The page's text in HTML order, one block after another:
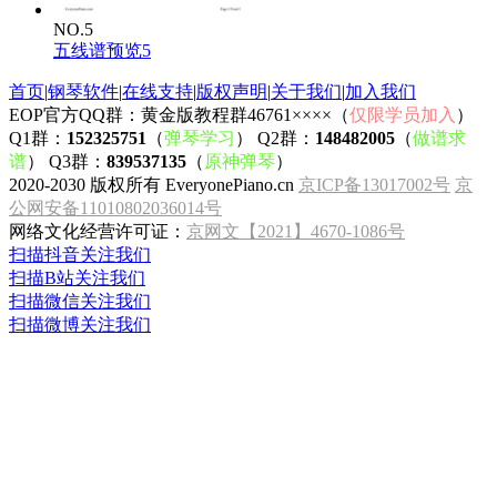
NO.5
五线谱预览5
首页|钢琴软件|在线支持|版权声明|关于我们|加入我们
EOP官方QQ群：黄金版教程群46761××××（仅限学员加入 ）
Q1群： 152325751 （弹琴学习 ） Q2群： 148482005 （做谱求
谱） Q3群： 839537135 （ 原神弹琴）
2020-2030 版权所有 EveryonePiano.cn 京ICP备13017002号 京
公网安备11010802036014号
网络文化经营许可证： 京网文【2021】4670-1086号
扫描抖音关注我们
扫描B站关注我们
扫描微信关注我们
扫描微博关注我们